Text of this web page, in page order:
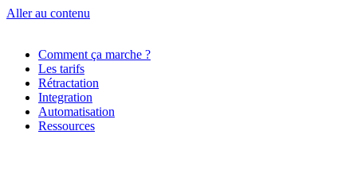
Aller au contenu
Comment ça marche ?
Les tarifs
Rétractation
Integration
Automatisation
Ressources